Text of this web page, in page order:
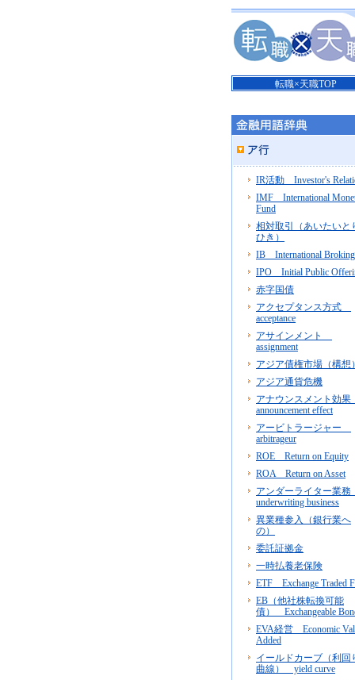
転職×天職TOP
IR活動 Investor's
IMF International
Fund
相対取引（あいたいと
ひき）
IB International Broking
IPO Initial Public
赤字国債
アクセプタンス方式
acceptance
アサインメント
assignment
アジア債権市場（構想）
アジア通貨危機
アナウンスメント効果
announcement effect
アービトラージャー
arbitrageur
ROE Return on Equity
ROA Return on Asset
アンダーライター業務
underwriting business
異業種参入（銀行業へ
の）
委託証拠金
一時払養老保険
ETF Exchange Traded
EB（他社株転換可能
債） Exchangeable
EVA経営 Economic
Added
イールドカーブ（利回
曲線） yield curve